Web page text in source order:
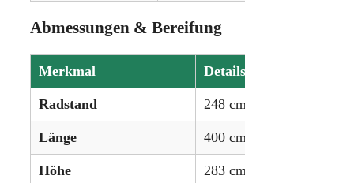
Abmessungen & Bereifung
Merkmal Details
Radstand 248 cm (98.0 Zoll)
Länge 400 cm (157.5 Zoll)
Höhe 283 cm (111.8 Zoll)